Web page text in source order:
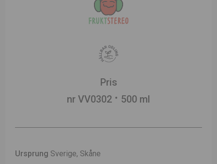
Pris
nr VV0302
500 ml
Ursprung Sverige, Skåne